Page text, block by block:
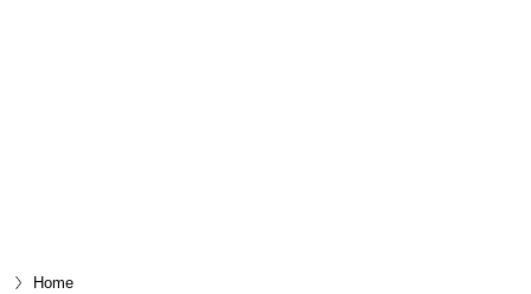
Home